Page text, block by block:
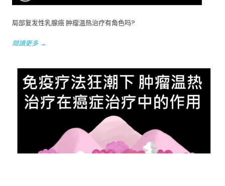
局部复发性乳腺癌 肿瘤温热治疗有角色吗?
閱讀更多 →